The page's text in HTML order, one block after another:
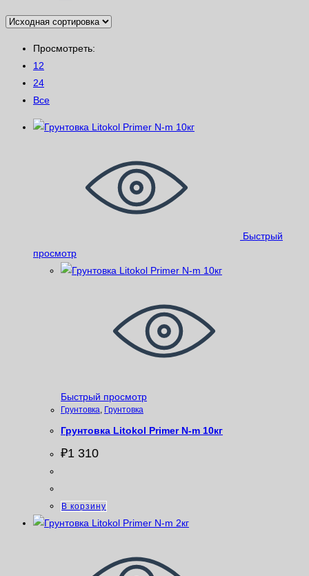
Просмотреть:
12
24
Все
Быстрый
просмотр
Быстрый просмотр
Грунтовка, Грунтовка
Грунтовка Litokol Primer N-m 10кг
₽1 310
В корзину